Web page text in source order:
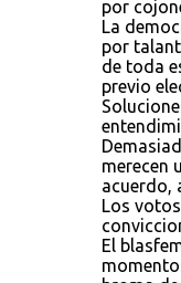
por
La
por
de toda
previo
merecen
acuerdo,
Los
El